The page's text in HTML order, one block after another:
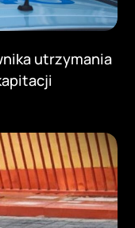
utrzymania